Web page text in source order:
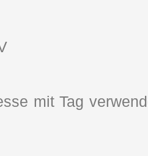
mit Tag